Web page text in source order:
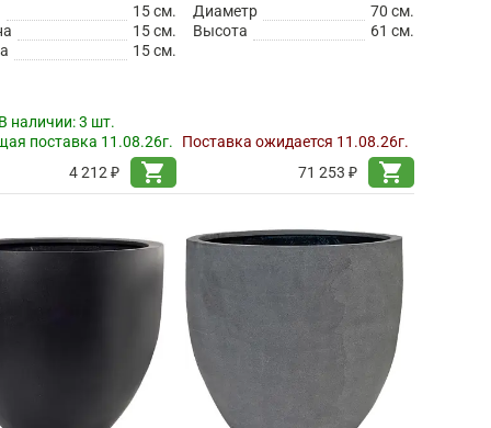
15 см.
15 см.
15 см.
наличии:3 шт.
поставка 11.08.26г.
4 212 ₽
shopping_cart
Диаметр
70 см.
Высота
61 см.
Поставка ожидается 11.08.26г.
71 253 ₽
shopping_cart